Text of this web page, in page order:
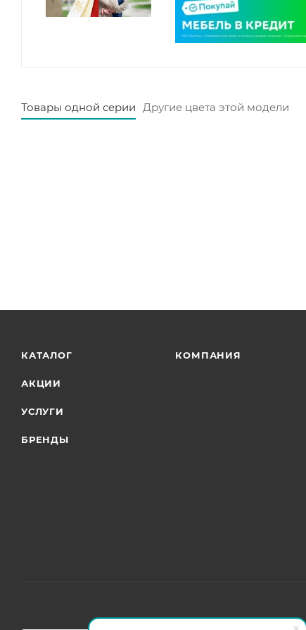
Товары одной серии Другие цвета этой модели
КАТАЛОГ
АКЦИИ
УСЛУГИ
БРЕНДЫ
КОМПАНИЯ